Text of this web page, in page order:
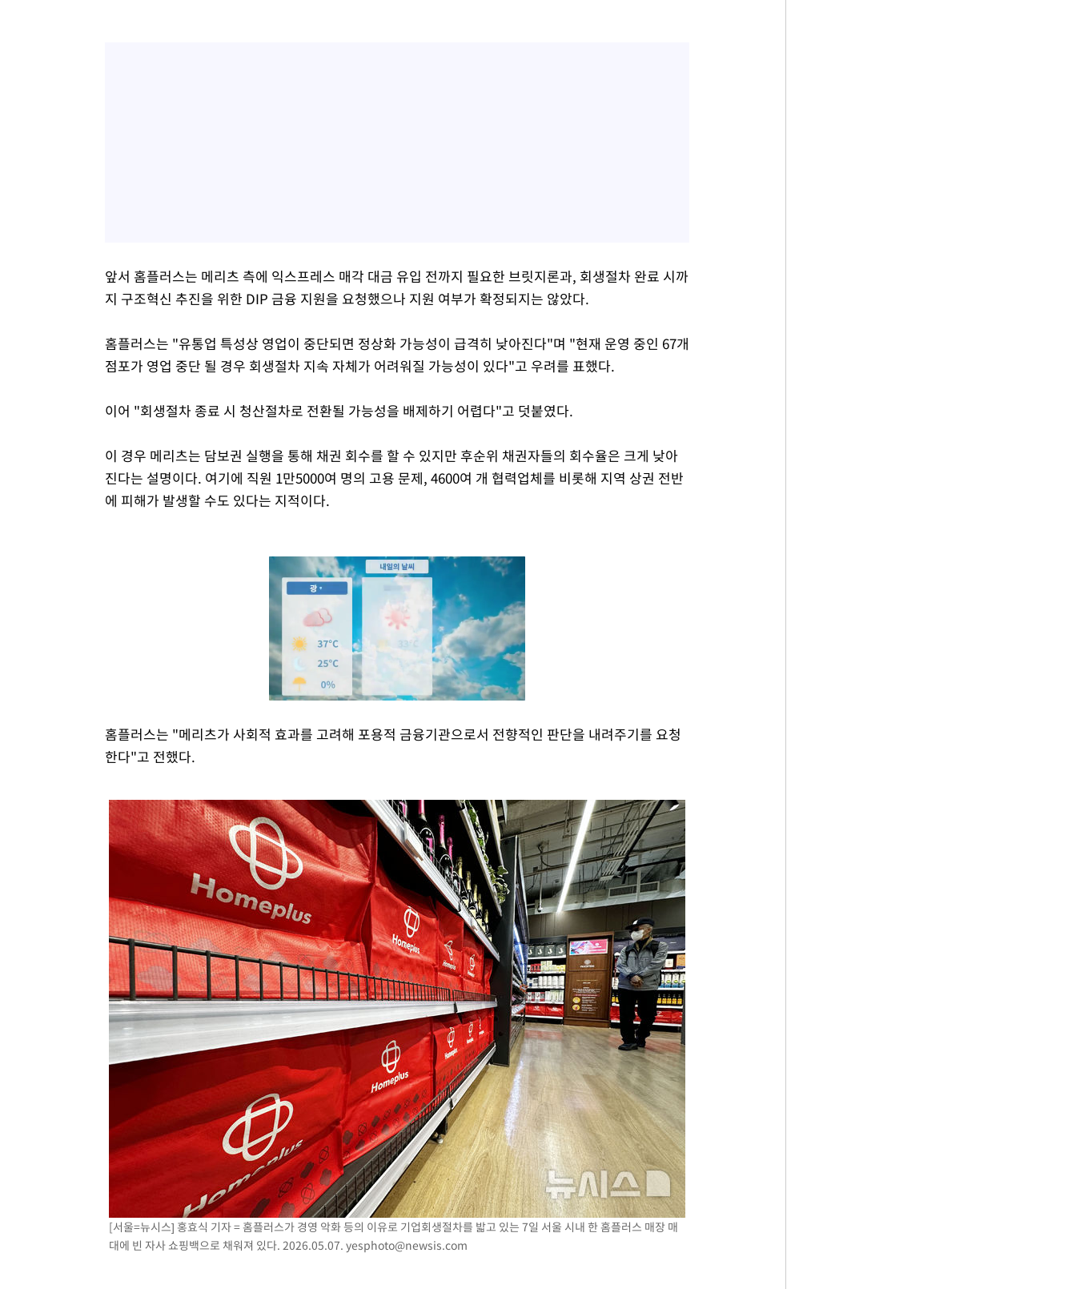
앞서 홈플러스는 메리츠 측에 익스프레스 매각 대금 유입 전까지 필요한 브릿지론과, 회생절차 완료 시까
지 구조혁신 추진을 위한 DIP 금융 지원을 요청했으나 지원 여부가 확정되지는 않았다.
홈플러스는 "유통업 특성상 영업이 중단되면 정상화 가능성이 급격히 낮아진다"며 "현재 운영 중인 67개
점포가 영업 중단 될 경우 회생절차 지속 자체가 어려워질 가능성이 있다"고 우려를 표했다.
이어 "회생절차 종료 시 청산절차로 전환될 가능성을 배제하기 어렵다"고 덧붙였다.
이 경우 메리츠는 담보권 실행을 통해 채권 회수를 할 수 있지만 후순위 채권자들의 회수율은 크게 낮아
진다는 설명이다. 여기에 직원 1만5000여 명의 고용 문제, 4600여 개 협력업체를 비롯해 지역 상권 전반
에 피해가 발생할 수도 있다는 지적이다.
홈플러스는 "메리츠가 사회적 효과를 고려해 포용적 금융기관으로서 전향적인 판단을 내려주기를 요청
한다"고 전했다.
[서울=뉴시스] 홍효식 기자 = 홈플러스가 경영 악화 등의 이유로 기업회생절차를 밟고 있는 7일 서울 시내 한 홈플러스 매장 매
대에 빈 자사 쇼핑백으로 채워져 있다. 2026.05.07. yesphoto@newsis.com